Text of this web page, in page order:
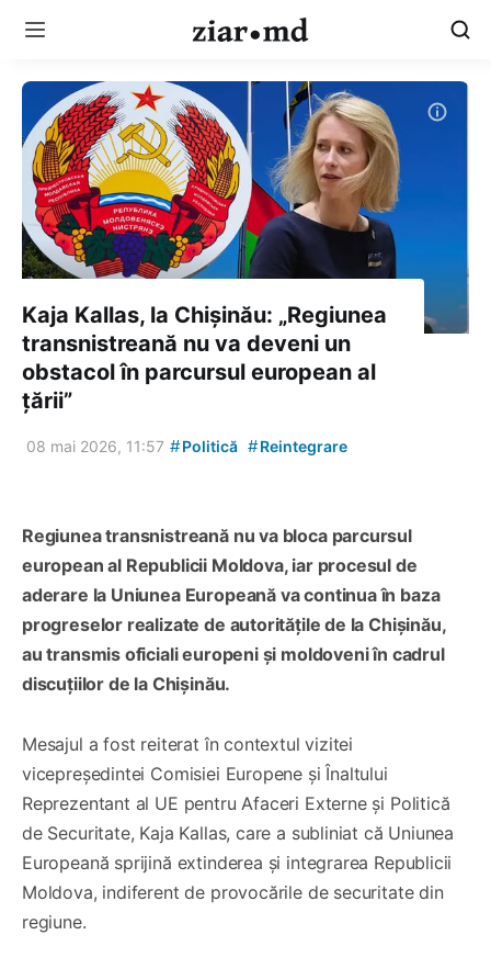
Kaja Kallas, la Chișinău: „Regiunea
transnistreană nu va deveni un
obstacol în parcursul european al
țării”
08 mai 2026, 11:57 #Politică #Reintegrare
Regiunea transnistreană nu va bloca parcursul
european al Republicii Moldova, iar procesul de
aderare la Uniunea Europeană va continua în baza
progreselor realizate de autoritățile de la Chișinău,
au transmis oficiali europeni și moldoveni în cadrul
discuțiilor de la Chișinău.
Mesajul a fost reiterat în contextul vizitei
vicepreședintei Comisiei Europene și Înaltului
Reprezentant al UE pentru Afaceri Externe și Politică
de Securitate, Kaja Kallas, care a subliniat că Uniunea
Europeană sprijină extinderea și integrarea Republicii
Moldova, indiferent de provocările de securitate din
regiune.